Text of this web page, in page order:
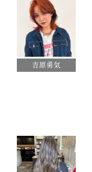
吉原勇気